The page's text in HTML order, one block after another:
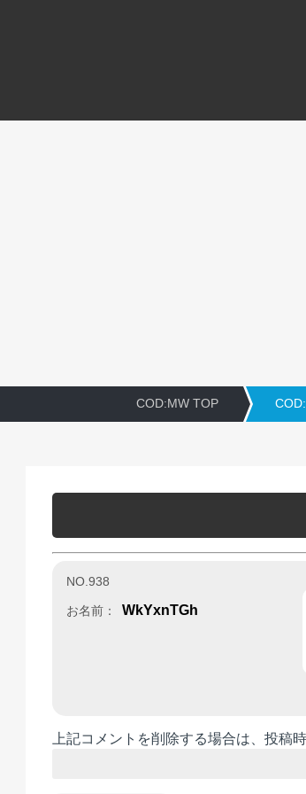
COD:MW TOP
NO.938
お名前： WkYxnTGh
上記コメントを削除する場合は、投稿